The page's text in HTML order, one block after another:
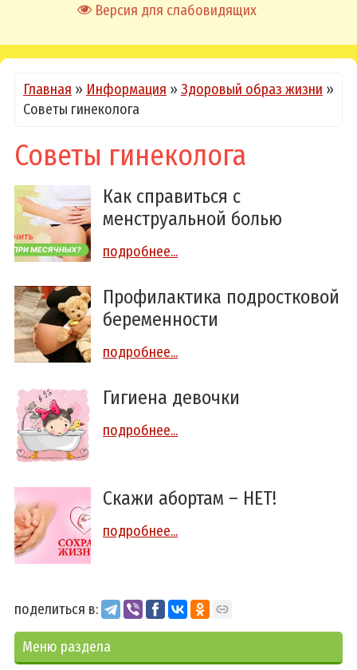
Версия для слабовидящих
Главная » Информация » Здоровый образ жизни »
Советы гинеколога
Советы гинеколога
Как справиться с
менструальной болью
подробнее...
Профилактика подростковой
беременности
подробнее...
Гигиена девочки
подробнее...
Скажи абортам – НЕТ!
подробнее...
поделиться в:
Меню раздела